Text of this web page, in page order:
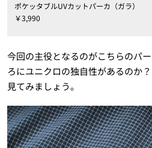
ポケッタブルUVカットパーカ（ガラ）
￥3,990
今回の主役となるのがこちらのパ
ろにユニクロの独自性があるのか
見てみましょう。